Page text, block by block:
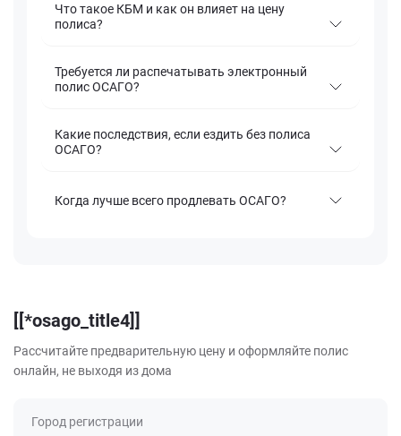
Что такое КБМ и как он влияет на цену
полиса?
Требуется ли распечатывать электронный
полис ОСАГО?
Какие последствия, если ездить без полиса
ОСАГО?
Когда лучше всего продлевать ОСАГО?
[[*osago_title4]]
Рассчитайте предварительную цену и оформляйте полис
онлайн, не выходя из дома
Город регистрации